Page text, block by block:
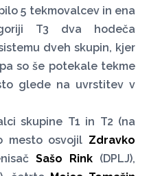
5 tekmovalcev in ena
T3 dva hodeča
dveh skupin, kjer
so še potekale tekme
glede na uvrstitev v
skupine T1 in T2 (na
mesto osvojil Zdravko
Sašo Rink (DPLJ),